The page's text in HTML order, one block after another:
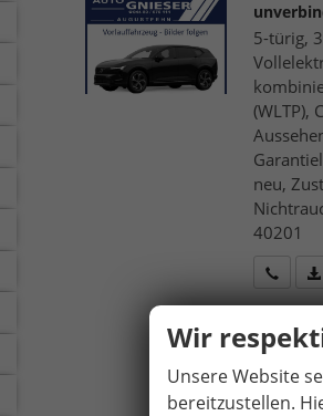
5-türig,
(WLTP),
neu,
40201
Wir
Wir
Unsere Website
bereitzustellen.